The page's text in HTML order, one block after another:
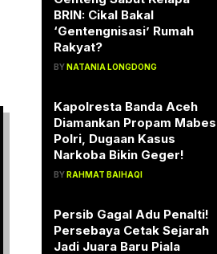
BRIN: Cikal Bakal
‘Gentengnisasi’ Rumah
Rakyat?
BY NATANIA LONGDONG
Kapolresta Banda Aceh
Diamankan Propam Mabes
Polri, Dugaan Kasus
Narkoba Bikin Geger!
BY RAHMAT BAIHAQI
Persib Gagal Adu Penalti!
Persebaya Cetak Sejarah
Jadi Juara Baru Piala